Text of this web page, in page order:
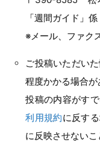
「週間ガイド」係
※メール、ファク
ご投稿いただい
程度かかる場合が
投稿の内容がす
利用規約に反す
に反映させないこ